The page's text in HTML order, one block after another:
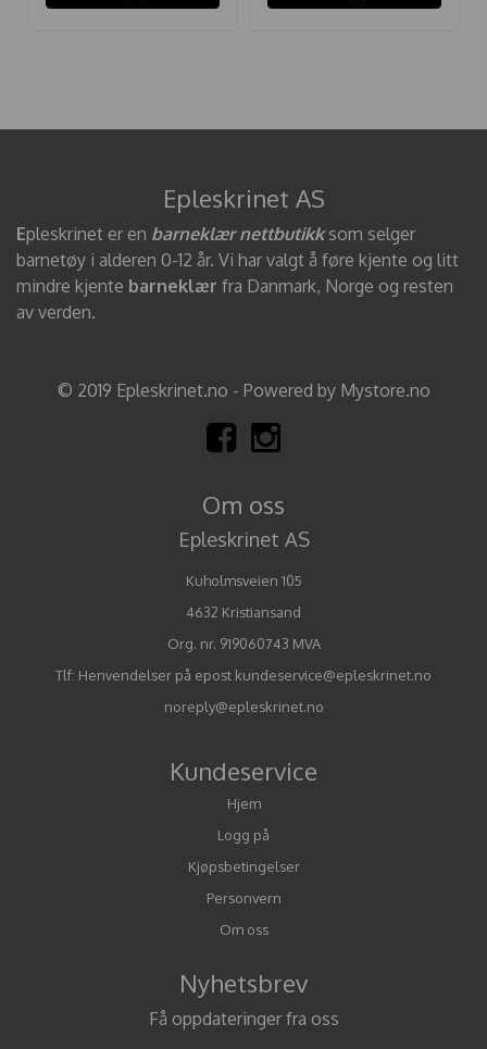
Epleskrinet AS
Epleskrinet er en barneklær nettbutikksom selger
barnetøy i alderen 0-12 år. Vi har valgt å føre kjente og litt
mindre kjente barneklær fra Danmark, Norge og resten
av verden.
© 2019 Epleskrinet.no - Powered by Mystore.no
Om oss
Epleskrinet AS
Kuholmsveien 105
4632 Kristiansand
Org. nr. 919060743 MVA
Tlf: Henvendelser på epost kundeservice@epleskrinet.no
noreply@epleskrinet.no
Kundeservice
Hjem
Logg på
Kjøpsbetingelser
Personvern
Om oss
Nyhetsbrev
Få oppdateringer fra oss